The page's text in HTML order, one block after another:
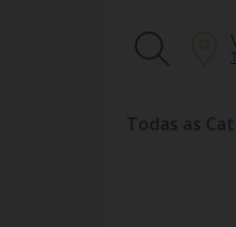
Todas as